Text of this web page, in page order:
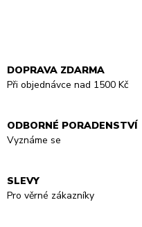
DOPRAVA ZDARMA
Při objednávce nad 1500 Kč
ODBORNÉ PORADENSTVÍ
Vyznáme se
SLEVY
Pro věrné zákazníky